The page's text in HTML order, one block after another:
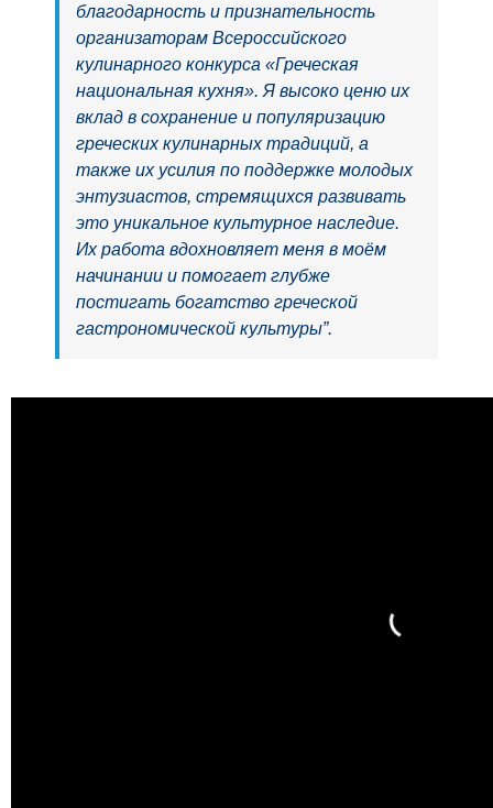
благодарность и признательность
организаторам Всероссийского
кулинарного конкурса «Греческая
национальная кухня». Я высоко ценю их
вклад в сохранение и популяризацию
греческих кулинарных традиций, а
также их усилия по поддержке молодых
энтузиастов, стремящихся развивать
это уникальное культурное наследие.
Их работа вдохновляет меня в моём
начинании и помогает глубже
постигать богатство греческой
гастрономической культуры”.